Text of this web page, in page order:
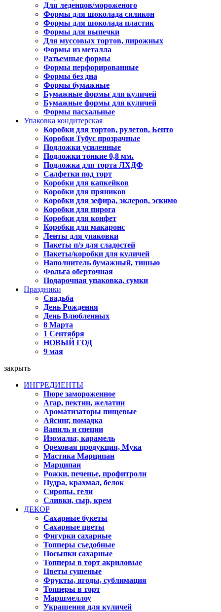
Для леденцов/мороженого
Формы для шоколада силикон
Формы для шоколада пластик
Формы для выпечки
Для муссовых тортов, пирожных
Формы из металла
Разъемные формы
Формы перфорированные
Формы без дна
Формы бумажные
Бумажные формы для куличей
Бумажные формы для куличей
Формы пасхальные
Упаковка кондитерская
Коробки для тортов, рулетов, Бенто
Коробки Тубус прозрачные
Подложки усиленные
Подложки тонкие 0,8 мм.
Подложка для торта ЛХДФ
Салфетки под торт
Коробки для капкейков
Коробки для пряников
Коробки для зефира, эклеров, эскимо
Коробки для пирога
Коробки для конфет
Коробки для макаронс
Ленты для упаковки
Пакеты п/э для сладостей
Пакеты/коробки для куличей
Наполнитель бумажный, тишью
Фольга оберточная
Подарочная упаковка, сумки
Праздники
Свадьба
День Рождения
День Влюбленных
8 Марта
1 Сентября
НОВЫЙ ГОД
9 мая
закрыть
ИНГРЕДИЕНТЫ
Пюре замороженное
Агар, пектин, желатин
Ароматизаторы пищевые
Айсинг, помадка
Ваниль и специи
Изомальт, карамель
Ореховая продукция, Мука
Мастика Марципан
Марципан
Рожки, печенье, профитроли
Пудра, крахмал, белок
Сиропы, гели
Сливки, сыр, крем
ДЕКОР
Сахарные букеты
Сахарные цветы
Фигурки сахарные
Топперы съедобные
Посыпки сахарные
Топперы в торт акриловые
Цветы сушеные
Фрукты, ягоды, сублимация
Топперы в торт
Маршмеллоу
Украшения для куличей